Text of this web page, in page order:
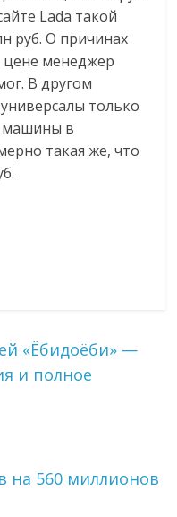
Lada такой
руб. О причинах
цене менеджер
В другом
только
машины в
такая же, что
«Ёбидоёби» —
и полное
на 560 миллионов